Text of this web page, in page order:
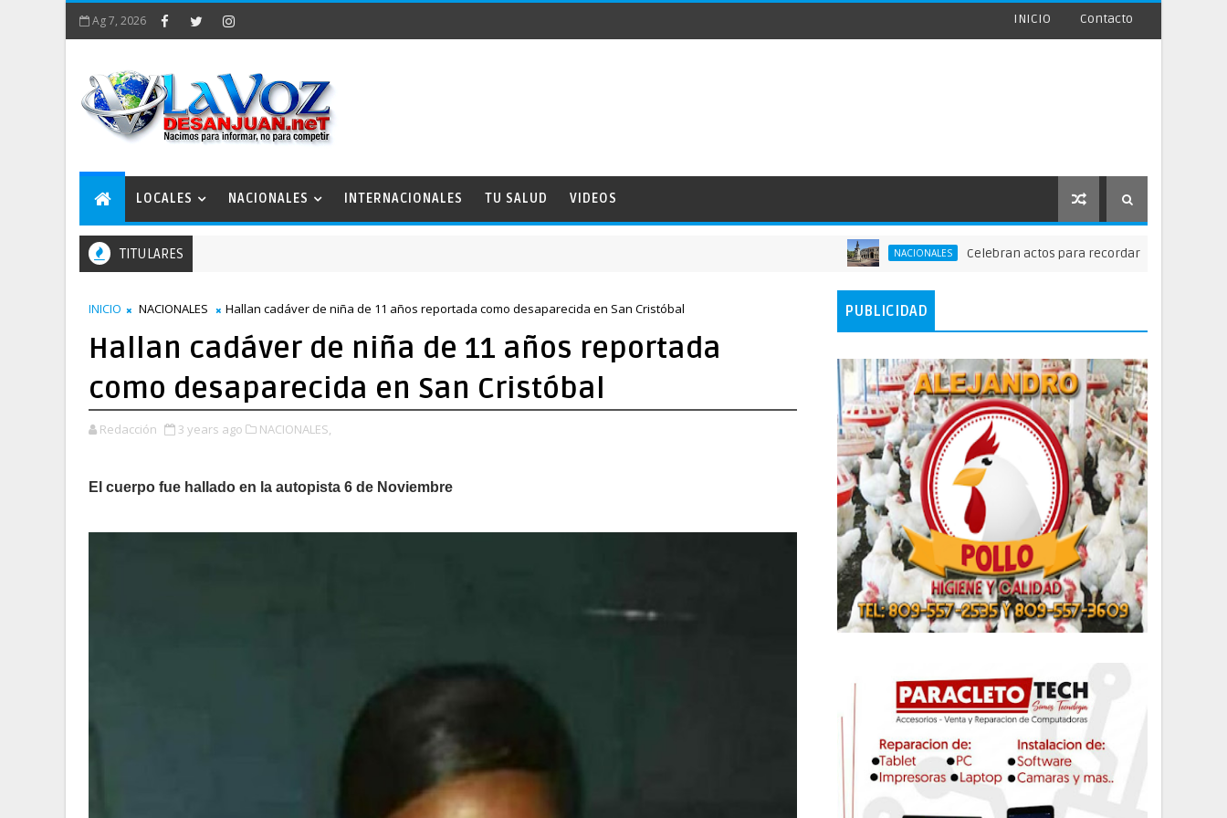
Ag 7, 2026 INICIO Contacto
LOCALES NACIONALES INTERNACIONALES TU SALUD VIDEOS
TITULARES NACIONALES Celebran actos para recordar la fundación de Santo
INICIO NACIONALES Hallan cadáver de niña de 11 años reportada como desaparecida en San Cristóbal
Hallan cadáver de niña de 11 años reportada
como desaparecida en San Cristóbal
Redacción 3 years ago NACIONALES,
El cuerpo fue hallado en la autopista 6 de Noviembre
PUBLICIDAD